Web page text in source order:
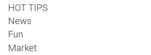
HOT TIPS
News
Fun
Market